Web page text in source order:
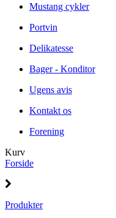
Mustang cykler
Portvin
Delikatesse
Bager - Konditor
Ugens avis
Kontakt os
Forening
Kurv
Forside
Produkter